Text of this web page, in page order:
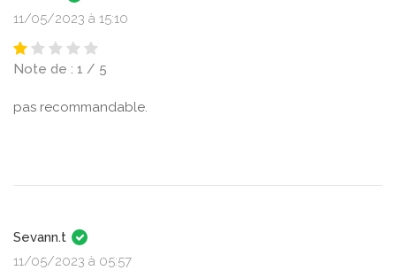
11/05/2023 à 15:10
Note de : 1 / 5
pas recommandable.
Sevann.t
11/05/2023 à 05:57